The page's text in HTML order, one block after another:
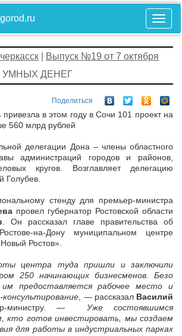
Выпуск №19 от 7 октября
УМНЫХ ДЕНЕГ
Поделиться
привезла в этом году в Сочи 101 проект на
560 млрд рублей
делегации Дона – члены областного
администраций городов и районов,
кругов. Возглавляет делегацию
Голубев.
стенду для премьер-министра
провел губернатор Ростовской области
. Он рассказал главе правительства об
на-Дону муниципальном центре
Ростов».
центра туда пришли и заключили
250 начинающих бизнесменов. Безо
им предоставляется рабочее место и
консультирование, — рассказал Василий
министру. — Уже состоявшимся
кто готов инвестировать, мы создаем
для работы в индустриальных парках